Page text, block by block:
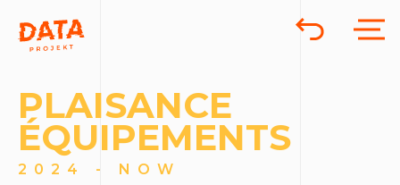
PLAISANCE
ÉQUIPEMENTS
2024 - NOW